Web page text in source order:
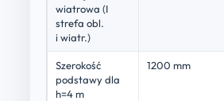
wiatrowa (I
strefa obl.
i wiatr.)
Szerokość
podstawy dla
h=4 m
1200 mm